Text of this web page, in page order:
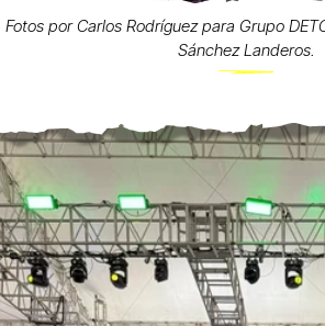
Fotos por Carlos Rodríguez para Grupo
Sánchez Landeros.